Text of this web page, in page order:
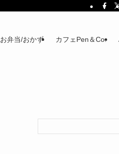
お弁当/おかず カフェPen＆Co.